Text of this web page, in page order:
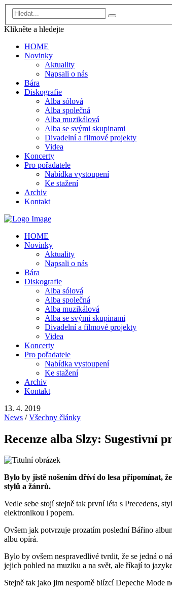
Klikněte a hledejte
HOME
Novinky
Aktuality
Napsali o nás
Bára
Diskografie
Alba sólová
Alba společná
Alba muzikálová
Alba se svými skupinami
Divadelní a filmové projekty
Videa
Koncerty
Pro pořadatele
Nabídka vystoupení
Ke stažení
Archiv
Kontakt
HOME
Novinky
Aktuality
Napsali o nás
Bára
Diskografie
Alba sólová
Alba společná
Alba muzikálová
Alba se svými skupinami
Divadelní a filmové projekty
Videa
Koncerty
Pro pořadatele
Nabídka vystoupení
Ke stažení
Archiv
Kontakt
13. 4. 2019
News /Všechny články
Recenze alba Slzy: Sugestivní
Bylo by jistě nošením dříví do lesa připomínat,
stylů a žánrů.
Vedle sebe stojí stejně tak první léta s Precedens,
elektronikou i popem.
Ovšem jak potvrzuje prozatím poslední Bářino
albu opírá.
Bylo by ovšem nespravedlivé tvrdit, že se jedná o
jejich pohled na muziku a na svět, ale říkají to
Stejně tak jako jim nesporně blízcí Depeche Mode